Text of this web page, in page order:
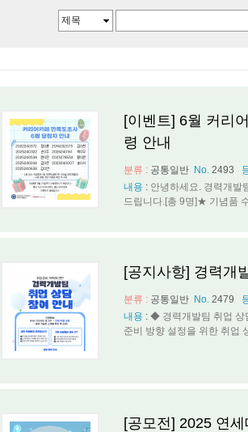
[이벤트] 6월 커리
령 안내
분류 : 공통일반 No. 2493
내용 : 안녕하세요. 경력개발
드립니다.[총 9명]★ 기념품
[공지사항] 경력개
분류 : 공통일반 No. 2479
내용 : ◆ 경력개발팀 취업 상
준비 방향 설정을 위한 취업
[공모전] 2025 연